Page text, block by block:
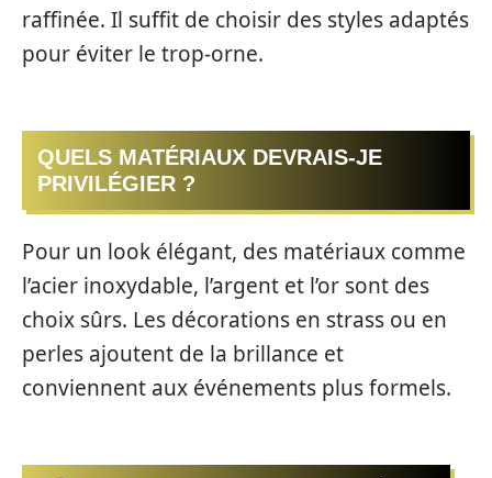
raffinée. Il suffit de choisir des styles adaptés
pour éviter le trop-orne.
QUELS MATÉRIAUX DEVRAIS-JE
PRIVILÉGIER ?
Pour un look élégant, des matériaux comme
l’acier inoxydable, l’argent et l’or sont des
choix sûrs. Les décorations en strass ou en
perles ajoutent de la brillance et
conviennent aux événements plus formels.